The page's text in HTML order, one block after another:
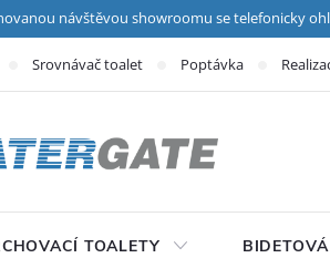
návštěvou showroomu se telefonicky
Srovnávač toalet Poptávka
TOALETY